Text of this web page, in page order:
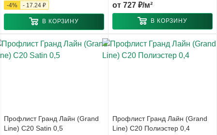
-4% - 17.24 ₽
В КОРЗИНУ
от 727 ₽/м²
В КОРЗИНУ
Профлист Гранд Лайн (Grand
Line) С20 Satin 0,5
Профлист Гранд Лайн (Grand
Line) С20 Полиэстер 0,4